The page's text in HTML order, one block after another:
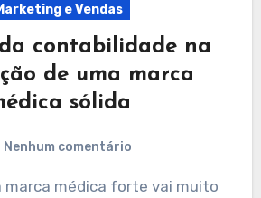
e Vendas
contabilidade na
de uma marca
sólida
Nenhum comentário